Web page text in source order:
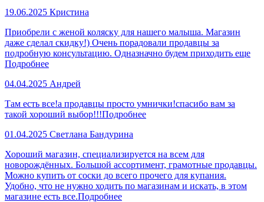
19.06.2025 Кристина
Приобрели с женой коляску для нашего малыша. Магазин
даже сделал скидку!) Очень порадовали продавцы за
подробную консультацию. Одназначно будем приходить еще
Подробнее
04.04.2025 Андрей
Там есть все!а продавцы просто умнички!спасибо вам за
такой хороший выбор!!!Подробнее
01.04.2025 Светлана Бандурина
Хороший магазин, специализируется на всем для
новорождённых. Большой ассортимент, грамотные продавцы.
Можно купить от соски до всего прочего для купания.
Удобно, что не нужно ходить по магазинам и искать, в этом
магазине есть все.Подробнее